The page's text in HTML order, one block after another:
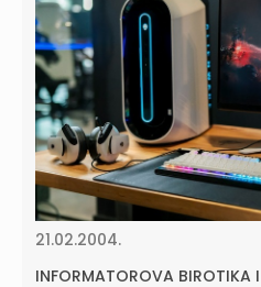
21.02.2004.
INFORMATOROVA BIROTIKA